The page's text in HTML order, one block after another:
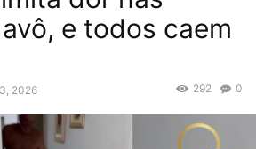
e todos caem
2026 0
292